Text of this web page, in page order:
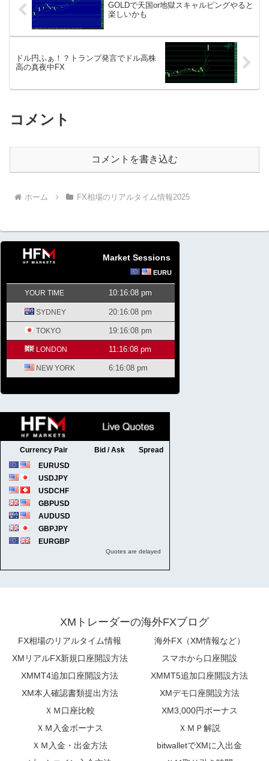
GOLDで天国or地獄スキャルピングやると
楽しいかも
ドル円ふぁ！？トランプ発言でドル高株
高の真夜中FX
コメント
コメントを書き込む
ホーム FX相場のリアルタイム情報2025
Market Sessions
XMトレーダーの海外FXブログ
FX相場のリアルタイム情報
海外FX（XM情報など）
XMリアルFX新規口座開設方法
スマホから口座開設
XMMT4追加口座開設方法
XMMT5追加口座開設方法
XM本人確認書類提出方法
XMデモ口座開設方法
ＸＭ口座比較
XM3,000円ボーナス
ＸＭ入金ボーナス
ＸＭＰ解説
ＸＭ入金・出金方法
bitwalletでXMに入出金